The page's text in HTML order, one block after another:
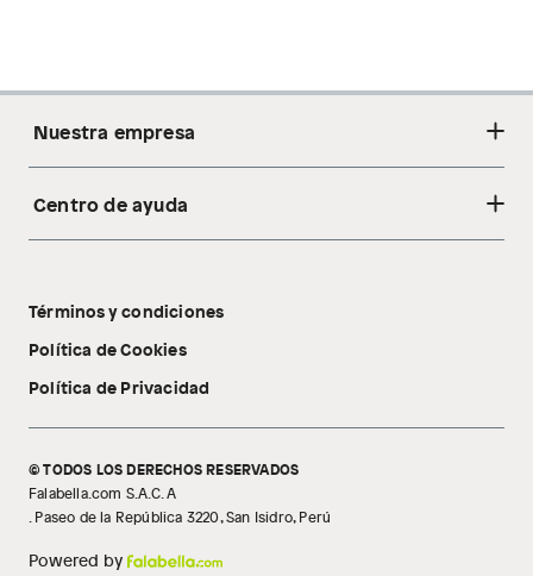
Nuestra empresa
Acerca de nosotros
Tecnología Pillow Walk
Centro de ayuda
Libro de reclamaciones
Términos y condiciones
Política de Cookies
Política de Privacidad
© TODOS LOS DERECHOS RESERVADOS
Falabella.com S.A.C. A
. Paseo de la República 3220, San Isidro, Perú
Powered by